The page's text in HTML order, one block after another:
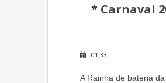
* Carnaval
01:33
A Rainha de bateria